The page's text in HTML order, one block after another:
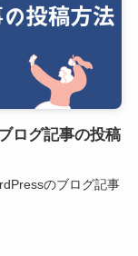
ログ記事の投稿
のブログ記事